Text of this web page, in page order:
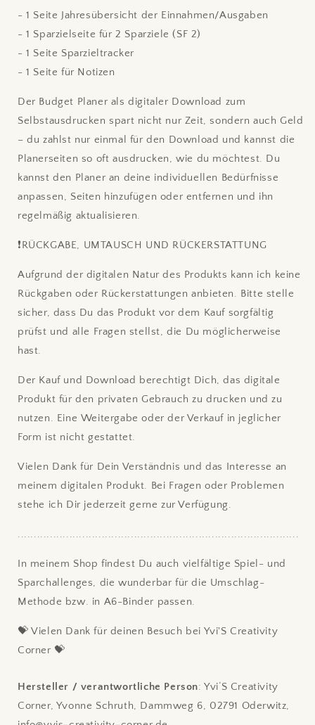
- 1 Seite Jahresübersicht der Einnahmen/Ausgaben
- 1 Sparzielseite für 2 Sparziele (SF 2)
- 1 Seite Sparzieltracker
- 1 Seite für Notizen
Der Budget Planer als digitaler Download zum
Selbstausdrucken spart nicht nur Zeit, sondern auch Geld
– du zahlst nur einmal für den Download und kannst die
Planerseiten so oft ausdrucken, wie du möchtest. Du
kannst den Planer an deine individuellen Bedürfnisse
anpassen, Seiten hinzufügen oder entfernen und ihn
regelmäßig aktualisieren.
❗RÜCKGABE, UMTAUSCH UND RÜCKERSTATTUNG
Aufgrund der digitalen Natur des Produkts kann ich keine
Rückgaben oder Rückerstattungen anbieten. Bitte stelle
sicher, dass Du das Produkt vor dem Kauf sorgfältig
prüfst und alle Fragen stellst, die Du möglicherweise
hast.
Der Kauf und Download berechtigt Dich, das digitale
Produkt für den privaten Gebrauch zu drucken und zu
nutzen. Eine Weitergabe oder der Verkauf in jeglicher
Form ist nicht gestattet.
Vielen Dank für Dein Verständnis und das Interesse an
meinem digitalen Produkt. Bei Fragen oder Problemen
stehe ich Dir jederzeit gerne zur Verfügung.
.......................................................................................
In meinem Shop findest Du auch vielfältige Spiel- und
Sparchallenges, die wunderbar für die Umschlag-
Methode bzw. in A6-Binder passen.
💝 Vielen Dank für deinen Besuch bei Yvi'S Creativity
Corner 💝
Hersteller / verantwortliche Person: Yvi‘S Creativity
Corner, Yvonne Schruth, Dammweg 6, 02791 Oderwitz,